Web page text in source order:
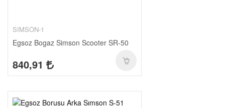
SIMSON-1
Egsoz Bogaz Simson Scooter SR-50
840,91